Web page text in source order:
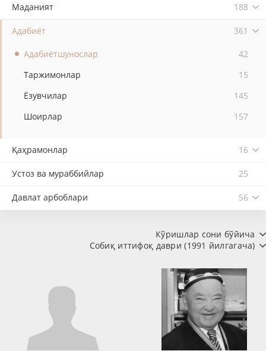
Маданият 188
Адабиёт 361
Адабиётшунослар
42
Таржимонлар
15
Ёзувчилар
145
Шоирлар
157
Қаҳрамонлар 16
Устоз ва мураббийлар 25
Давлат арбоблари 56
Кўришлар сони бўйича
Собиқ иттифоқ даври (1991 йилгагача)